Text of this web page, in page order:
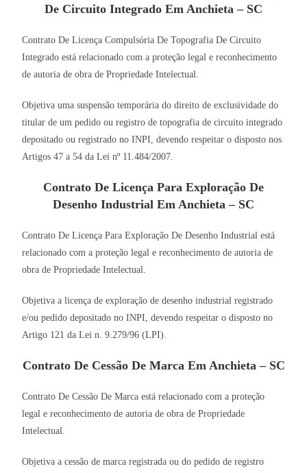
De Circuito Integrado Em Anchieta – SC
Contrato De Licença Compulsória De Topografia De Circuito
Integrado está relacionado com a proteção legal e reconhecimento
de autoria de obra de Propriedade Intelectual.
Objetiva uma suspensão temporária do direito de exclusividade do
titular de um pedido ou registro de topografia de circuito integrado
depositado ou registrado no INPI, devendo respeitar o disposto nos
Artigos 47 a 54 da Lei nº 11.484/2007.
Contrato De Licença Para Exploração De
Desenho Industrial Em Anchieta – SC
Contrato De Licença Para Exploração De Desenho Industrial está
relacionado com a proteção legal e reconhecimento de autoria de
obra de Propriedade Intelectual.
Objetiva a licença de exploração de desenho industrial registrado
e/ou pedido depositado no INPI, devendo respeitar o disposto no
Artigo 121 da Lei n. 9.279/96 (LPI).
Contrato De Cessão De Marca Em Anchieta – SC
Contrato De Cessão De Marca está relacionado com a proteção
legal e reconhecimento de autoria de obra de Propriedade
Intelectual.
Objetiva a cessão de marca registrada ou do pedido de registro